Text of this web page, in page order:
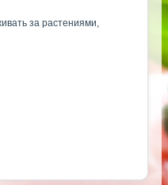
за растениями,